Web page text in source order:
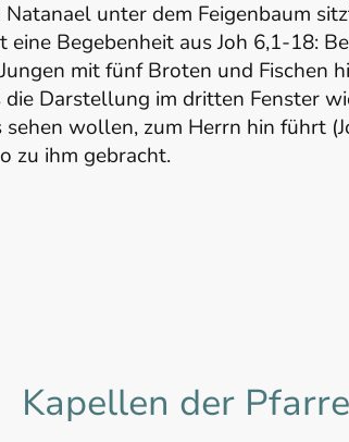
unter dem Feigenbaum
eine Begebenheit aus Joh 6,1-18:
mit fünf Broten und Fischen
Darstellung im dritten Fenster
sehen wollen, zum Herrn hin führt
zu ihm gebracht.
Kapellen der